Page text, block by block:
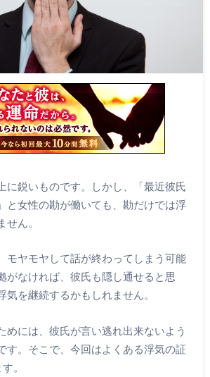
に鋭いものです。しかし、「最近彼氏
と女性の勘が働いても、勘だけでは浮
ん。
モヤモヤして話が終わってしまう可能
がなければ、彼氏も隠し通せると思
気を継続するかもしれません。
めには、彼氏が言い逃れ出来ないよう
す。そこで、今回はよくある浮気の証
。